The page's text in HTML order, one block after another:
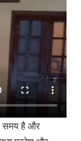
समय है और